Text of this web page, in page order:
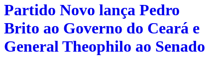
Partido Novo lança Pedro
Brito ao Governo do Ceará e
General Theophilo ao Senado